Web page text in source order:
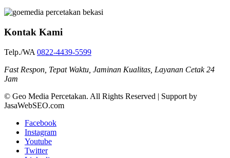
Kontak Kami
Telp./WA 0822-4439-5599
Fast Respon, Tepat Waktu, Jaminan Kualitas, Layanan Cetak 24
Jam
© Geo Media Percetakan. All Rights Reserved | Support by
JasaWebSEO.com
Facebook
Instagram
Youtube
Twitter